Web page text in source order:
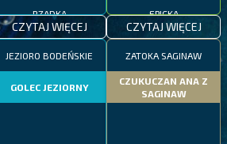
CZYTAJ WIĘCEJ CZYTAJ WIĘCEJ
JEZIORO BODEŃSKIE
GOLEC JEZIORNY
ZATOKA SAGINAW
CZUKUCZAN ANA Z
SAGINAW